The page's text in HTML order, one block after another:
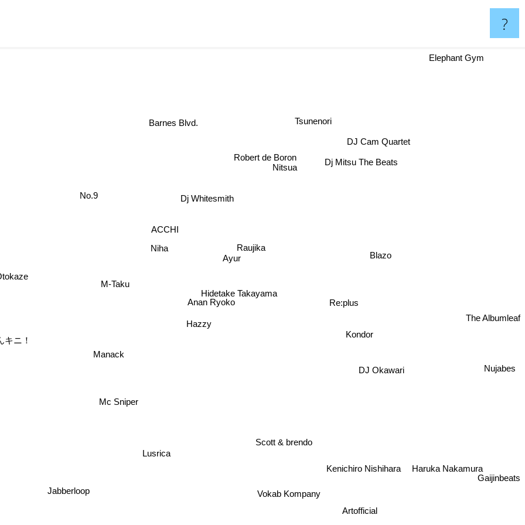
?
Hazzy
Anan Ryoko
M-Taku
Manack
Ayur
Niha
Hidetake Takayama
Mc Sniper
Raujika
ACCHI
Dj Whitesmith
Blazo
Lusrica
Scott & brendo
Re:plus
Kondor
Robert de Boron
キニ！
No.9
Vokab Kompany
DJ Okawari
Barnes Blvd.
Nitsua
Artofficial
DJ Cam Quartet
Dj Mitsu The Beats
The Albumleaf
Tsunenori
Haruka Nakamura
Nujabes
Elephant Gym
Gaijinbeats